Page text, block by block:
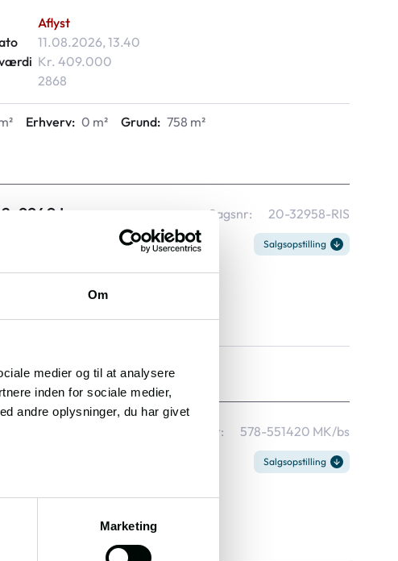
Om
medier og til at analysere
inden for sociale medier,
andre oplysninger, du har givet
Marketing
Aflyst
11.08.2026, 13.40
Kr. 409.000
2868
Erhverv: 0 m² Grund: 758 m²
9940 Læsø Sagsnr: 20-32958-RIS
Salgsopstilling
Kr. 810.000
3688
Erhverv: 0 m² Grund:
Sagsnr: 578-551420 MK/bs
Salgsopstilling
12.08.2026, 9.40
Kr. 960.000